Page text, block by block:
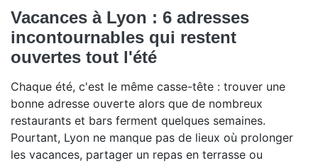
Vacances à Lyon : 6 adresses
incontournables qui restent
ouvertes tout l'été
Chaque été, c'est le même casse-tête : trouver une
bonne adresse ouverte alors que de nombreux
restaurants et bars ferment quelques semaines.
Pourtant, Lyon ne manque pas de lieux où prolonger
les vacances, partager un repas en terrasse ou